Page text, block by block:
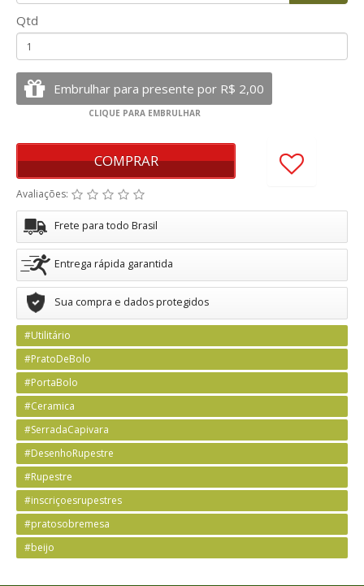
Qtd
COMPRAR
Avaliações:
Frete para todo Brasil
Entrega rápida garantida
Sua compra e dados protegidos
#Utilitário
#PratoDeBolo
#PortaBolo
#Ceramica
#SerradaCapivara
#DesenhoRupestre
#Rupestre
#inscriçoesrupestres
#pratosobremesa
#beijo